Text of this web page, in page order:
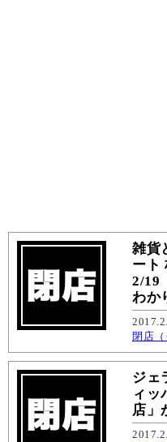
雑貨
ート
2/19
わか
閉店（
ジェ
ィッ
店」